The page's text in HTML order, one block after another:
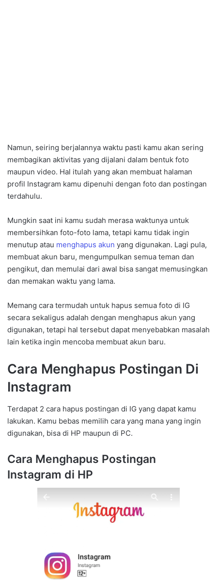
Namun, seiring berjalannya waktu pasti kamu akan sering
membagikan aktivitas yang dijalani dalam bentuk foto
maupun video. Hal itulah yang akan membuat halaman
profil Instagram kamu dipenuhi dengan foto dan postingan
terdahulu.
Mungkin saat ini kamu sudah merasa waktunya untuk
membersihkan foto-foto lama, tetapi kamu tidak ingin
menutup atau menghapus akun yang digunakan. Lagi pula,
membuat akun baru, mengumpulkan semua teman dan
pengikut, dan memulai dari awal bisa sangat memusingkan
dan memakan waktu yang lama.
Memang cara termudah untuk hapus semua foto di IG
secara sekaligus adalah dengan menghapus akun yang
digunakan, tetapi hal tersebut dapat menyebabkan masalah
lain ketika ingin mencoba membuat akun baru.
Cara Menghapus Postingan Di
Instagram
Terdapat 2 cara hapus postingan di IG yang dapat kamu
lakukan. Kamu bebas memilih cara yang mana yang ingin
digunakan, bisa di HP maupun di PC.
Cara Menghapus Postingan
Instagram di HP